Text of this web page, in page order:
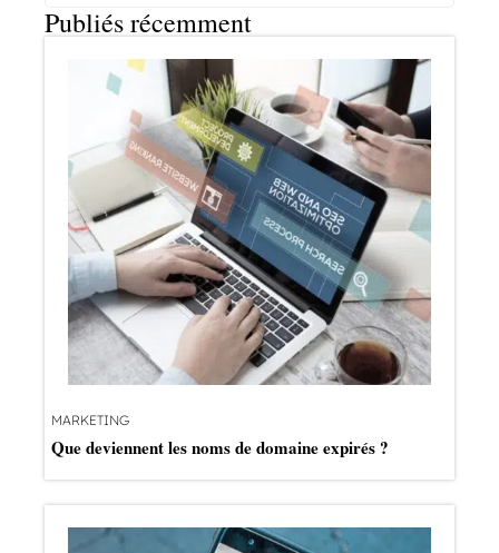
Publiés récemment
MARKETING
Que deviennent les noms de domaine expirés ?